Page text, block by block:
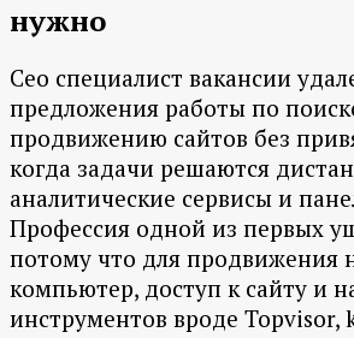
нужно
Сео специалист вакансии
предложения работы по
продвижению сайтов без
когда задачи решаются
аналитические сервисы и
Профессия одной из первых
потому что для продвижения
компьютер, доступ к сайту и
инструментов вроде Topvisor,